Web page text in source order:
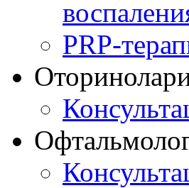
PRP-